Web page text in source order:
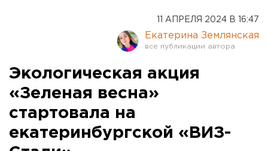
11 АПРЕЛЯ 2024 В 16:47
Екатерина Землянская
Экологическая акция
«Зеленая весна»
стартовала на
екатеринбургской «ВИЗ-